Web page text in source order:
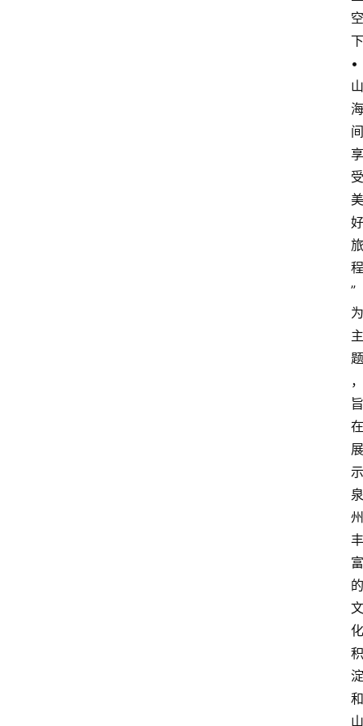
空
下
•
山
海
间
享
受
美
好
旅
程
”
为
主
题
，
旨
在
展
示
泉
州
丰
富
的
文
化
积
淀
和
山